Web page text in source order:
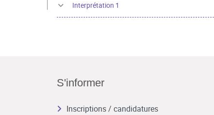
Interprétation 1
S'informer
Inscriptions / candidatures